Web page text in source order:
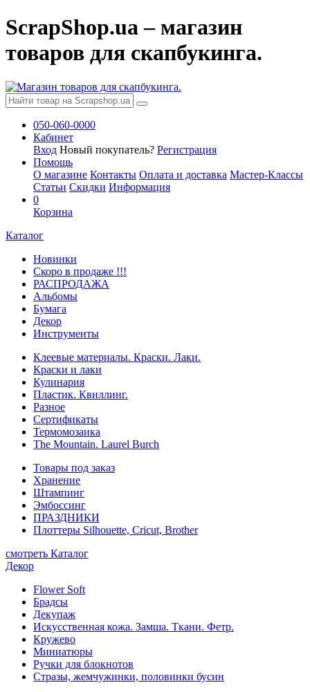
ScrapShop.ua – магазин
товаров для скапбукинга.
050-060-0000
Кабинет
Вход Новый покупатель? Регистрация
Помощь
О магазине Контакты Оплата и доставка Мастер-Классы
Статьи Скидки Информация
0
Корзина
Каталог
Новинки
Скоро в продаже !!!
РАСПРОДАЖА
Альбомы
Бумага
Декор
Инструменты
Клеевые материалы. Краски. Лаки.
Краски и лаки
Кулинария
Пластик. Квиллинг.
Разное
Сертификаты
Термомозаика
The Mountain. Laurel Burch
Товары под заказ
Хранение
Штампинг
Эмбоссинг
ПРАЗДНИКИ
Плоттеры Silhouette, Cricut, Brother
смотреть Каталог
Декор
Flower Soft
Брадсы
Декупаж
Искусственная кожа. Замша. Ткани. Фетр.
Кружево
Миниатюры
Ручки для блокнотов
Стразы, жемчужинки, половинки бусин